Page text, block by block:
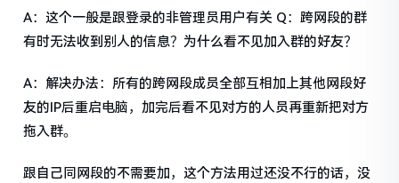
A：这个一般是跟登录的非管理员用户有关 Q：跨网段的群
有时无法收到别人的信息？为什么看不见加入群的好友？
A：解决办法：所有的跨网段成员全部互相加上其他网段好
友的IP后重启电脑，加完后看不见对方的人员再重新把对方
拖入群。
跟自己同网段的不需要加，这个方法用过还没不行的话，没